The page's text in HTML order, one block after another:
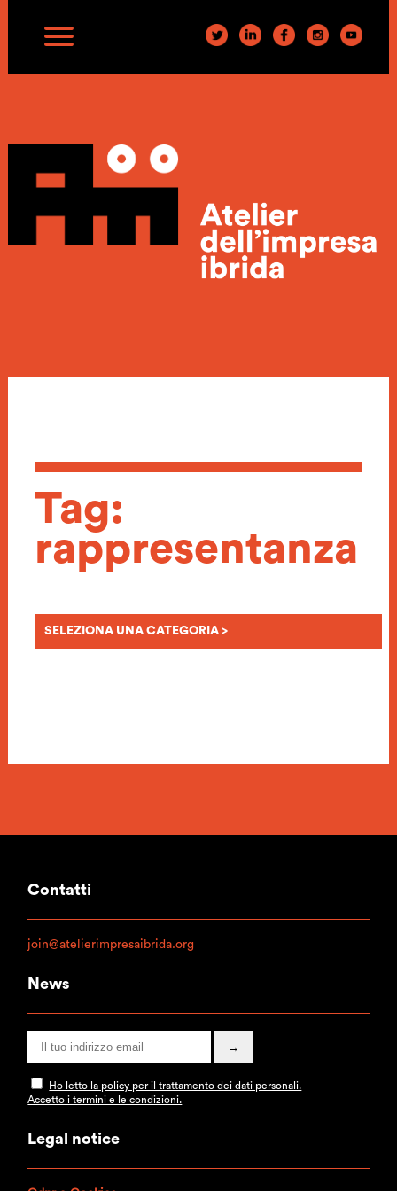
Tag:
rappresentanza
Contatti
join@atelierimpresaibrida.org
News
Ho letto la policy per il trattamento dei dati personali.
Accetto i termini e le condizioni.
Legal notice